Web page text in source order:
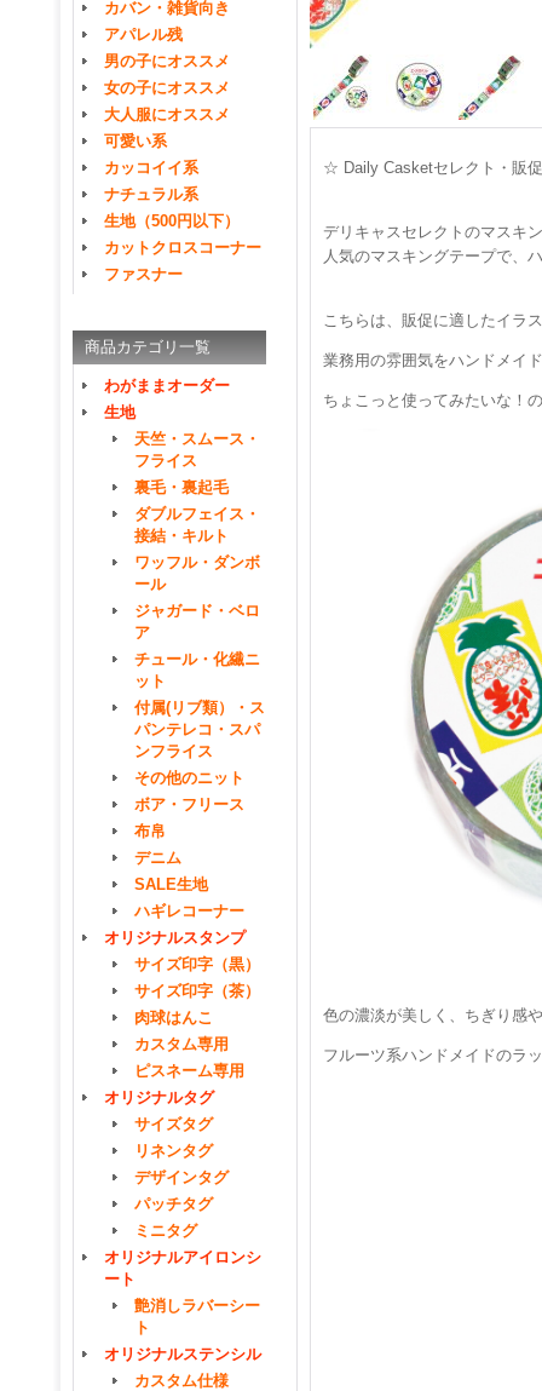
カバン・雑貨向き
アパレル残
男の子にオススメ
女の子にオススメ
大人服にオススメ
可愛い系
カッコイイ系
ナチュラル系
生地（500円以下）
カットクロスコーナー
ファスナー
商品カテゴリ一覧
わがままオーダー
生地
天竺・スムース・
フライス
裏毛・裏起毛
ダブルフェイス・
接結・キルト
ワッフル・ダンボ
ール
ジャガード・ベロ
ア
チュール・化繊ニ
ット
付属(リブ類）・ス
パンテレコ・スパ
ンフライス
その他のニット
ボア・フリース
布帛
デニム
SALE生地
ハギレコーナー
オリジナルスタンプ
サイズ印字（黒）
サイズ印字（茶）
肉球はんこ
カスタム専用
ピスネーム専用
オリジナルタグ
サイズタグ
リネンタグ
デザインタグ
パッチタグ
ミニタグ
オリジナルアイロンシ
ート
艶消しラバーシー
ト
オリジナルステンシル
カスタム仕様
☆ Daily Casketセレクト・販
デリキャスセレクトのマスキ
人気のマスキングテープで、
こちらは、販促に適したイラ
業務用の雰囲気をハンドメイ
ちょこっと使ってみたいな！
色の濃淡が美しく、ちぎり感
フルーツ系ハンドメイドのラ